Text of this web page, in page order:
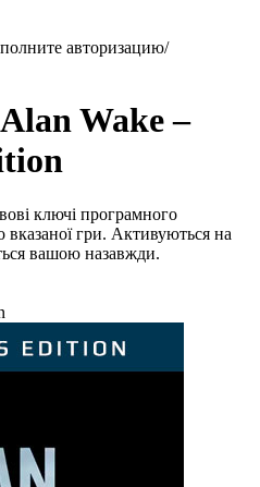
авторизацию/
Wake –
ключі програмного
гри. Активуються на
вашою назавжди.